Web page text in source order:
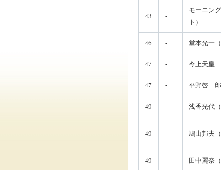
43 -
モーニン
ト）
46 - 堂本光一
47 - 今上天皇
47 - 平野啓一
49 - 浅香光代
49 - 鳩山邦夫
49 - 田中麗奈